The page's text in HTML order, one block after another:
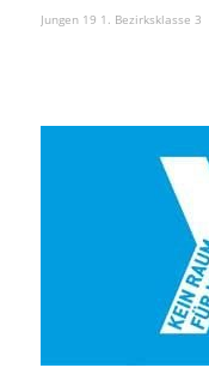
Jungen 19 1. Bezirksklasse 3